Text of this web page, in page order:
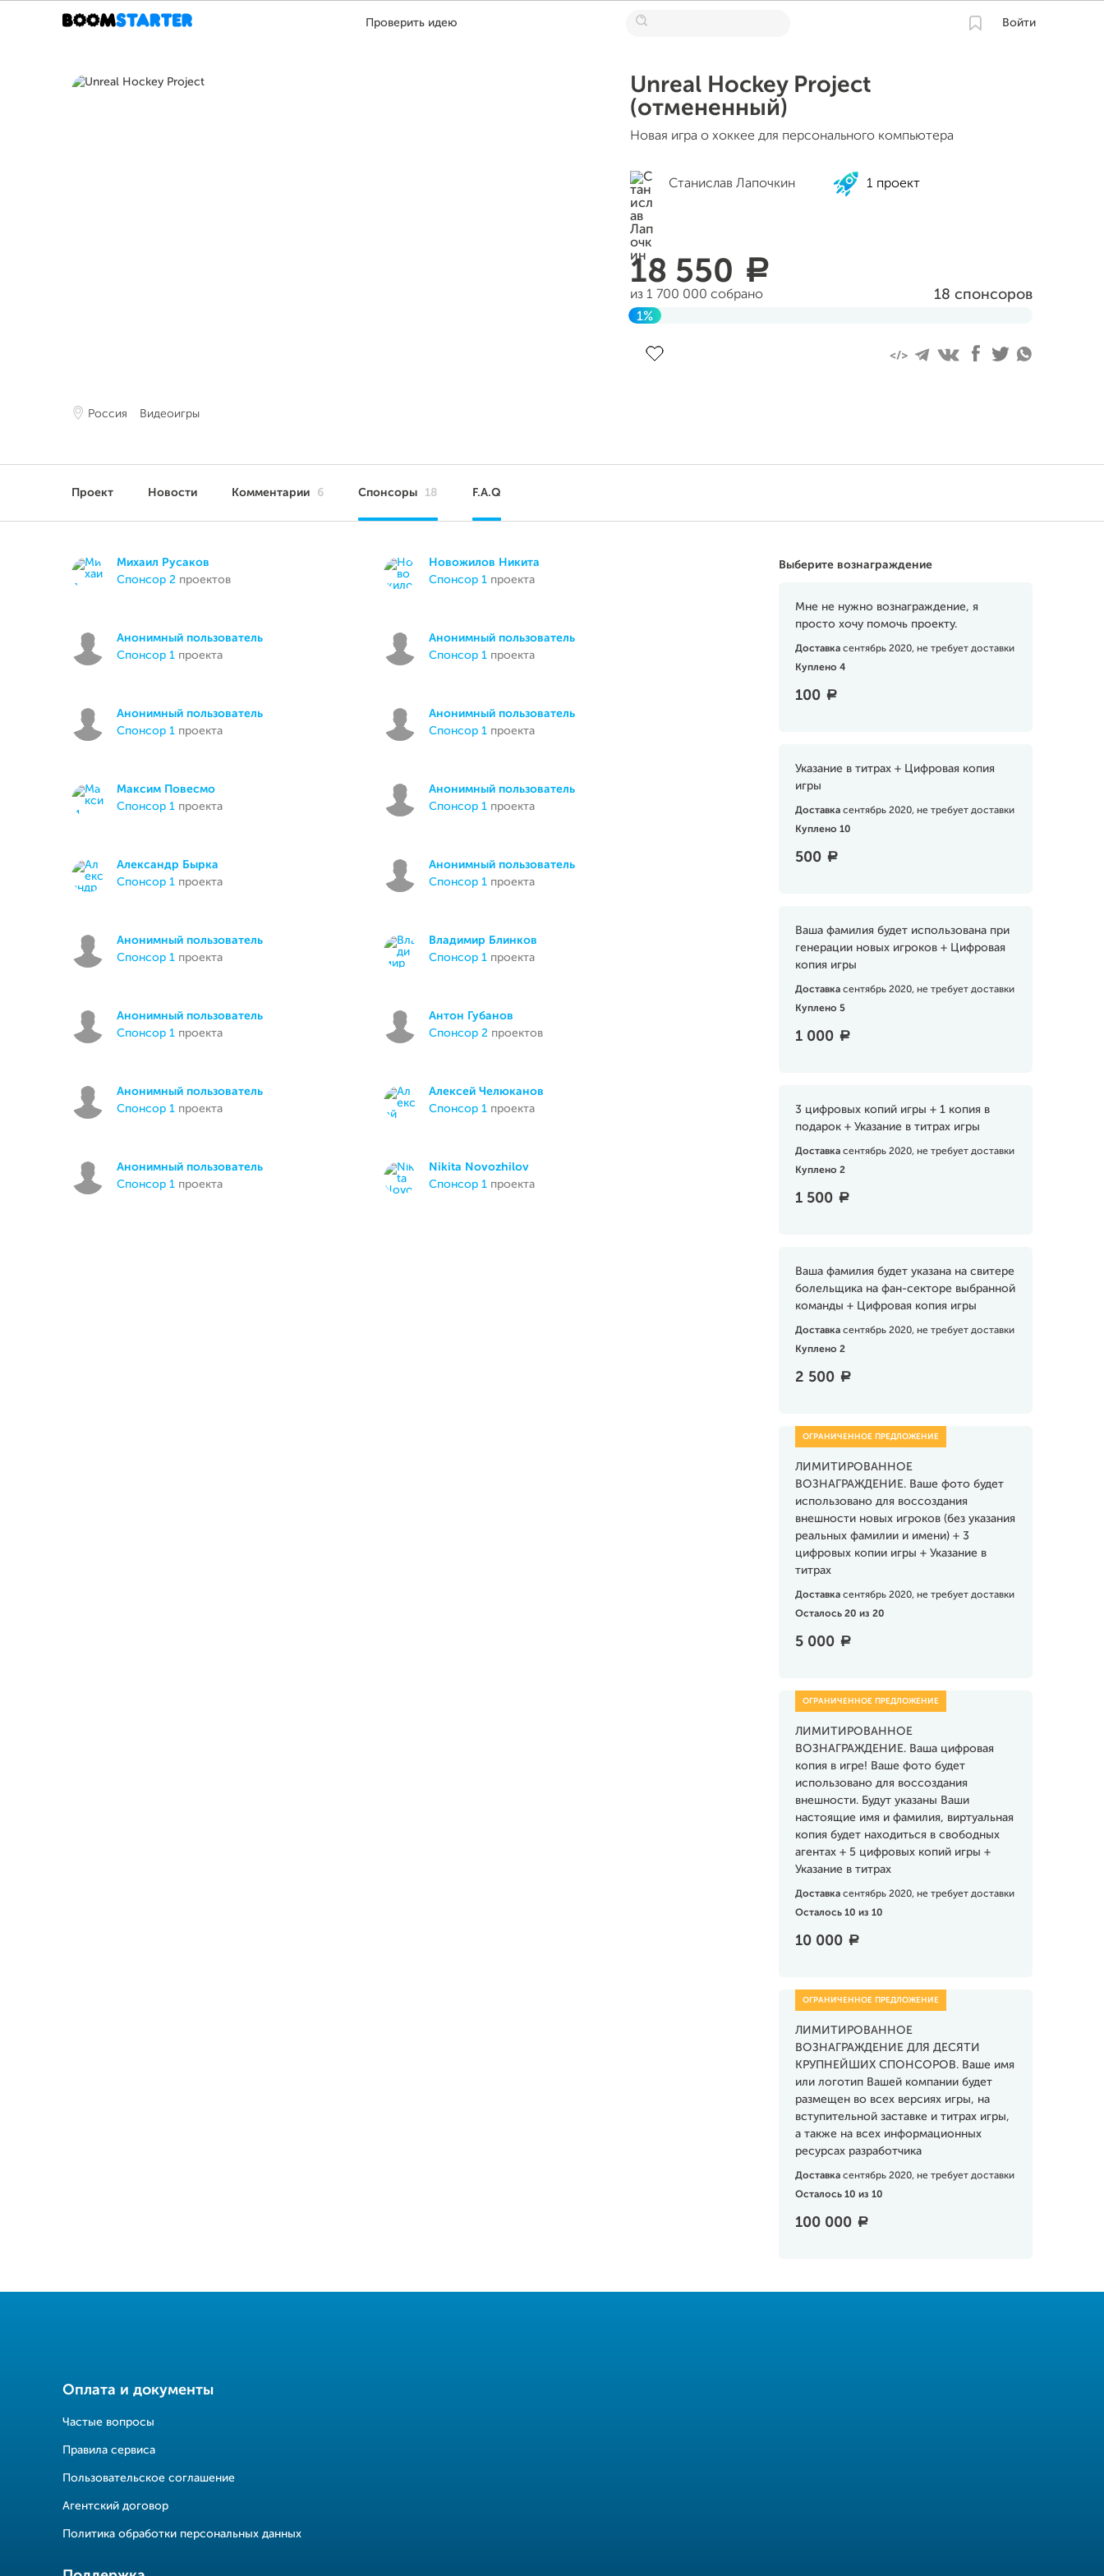
Проверить идею Войти
Россия Видеоигры
Unreal Hockey Project
(отмененный)
Новая игра о хоккее для персонального компьютера
Станислав Лапочкин 1 проект
18 550 a
из 1 700 000 собрано 18 спонсоров
1%
Проект Новости Комментарии 6 Спонсоры 18 F.A.Q
Выберите вознаграждение
Мне не нужно вознаграждение, я
просто хочу помочь проекту.
Доставка сентябрь 2020, не требует доставки
Куплено 4
100 a
Указание в титрах + Цифровая копия
игры
Доставка сентябрь 2020, не требует доставки
Куплено 10
500 a
Ваша фамилия будет использована при
генерации новых игроков + Цифровая
копия игры
Доставка сентябрь 2020, не требует доставки
Куплено 5
1 000 a
3 цифровых копий игры + 1 копия в
подарок + Указание в титрах игры
Доставка сентябрь 2020, не требует доставки
Куплено 2
1 500 a
Ваша фамилия будет указана на свитере
болельщика на фан-секторе выбранной
команды + Цифровая копия игры
Доставка сентябрь 2020, не требует доставки
Куплено 2
2 500 a
ЛИМИТИРОВАННОЕ
ВОЗНАГРАЖДЕНИЕ. Ваше фото будет
использовано для воссоздания
внешности новых игроков (без указания
реальных фамилии и имени) + 3
цифровых копии игры + Указание в
титрах
Доставка сентябрь 2020, не требует доставки
Осталось 20 из 20
5 000 a
ЛИМИТИРОВАННОЕ
ВОЗНАГРАЖДЕНИЕ. Ваша цифровая
копия в игре! Ваше фото будет
использовано для воссоздания
внешности. Будут указаны Ваши
настоящие имя и фамилия, виртуальная
копия будет находиться в свободных
агентах + 5 цифровых копий игры +
Указание в титрах
Доставка сентябрь 2020, не требует доставки
Осталось 10 из 10
10 000 a
ЛИМИТИРОВАННОЕ
ВОЗНАГРАЖДЕНИЕ ДЛЯ ДЕСЯТИ
КРУПНЕЙШИХ СПОНСОРОВ. Ваше имя
или логотип Вашей компании будет
размещен во всех версиях игры, на
вступительной заставке и титрах игры,
а также на всех информационных
ресурсах разработчика
Доставка сентябрь 2020, не требует доставки
Осталось 10 из 10
100 000 a
Михаил Русаков
спонсор 2 проектов
Новожилов Никита
спонсор 1 проекта
Анонимный пользователь
спонсор 1 проекта
Анонимный пользователь
спонсор 1 проекта
Анонимный пользователь
спонсор 1 проекта
Анонимный пользователь
спонсор 1 проекта
Максим Повесмо
спонсор 1 проекта
Анонимный пользователь
спонсор 1 проекта
Александр Бырка
спонсор 1 проекта
Анонимный пользователь
спонсор 1 проекта
Анонимный пользователь
спонсор 1 проекта
Владимир Блинков
спонсор 1 проекта
Анонимный пользователь
спонсор 1 проекта
Антон Губанов
спонсор 2 проектов
Анонимный пользователь
спонсор 1 проекта
Алексей Челюканов
спонсор 1 проекта
Анонимный пользователь
спонсор 1 проекта
Nikita Novozhilov
спонсор 1 проекта
Оплата и документы
Частые вопросы
Правила сервиса
Пользовательское соглашение
Агентский договор
Политика обработки персональных данных